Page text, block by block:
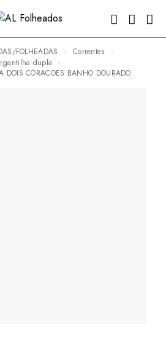
FOLHEADAS
Correntes
dupla
DOIS CORACOES BANHO DOURADO